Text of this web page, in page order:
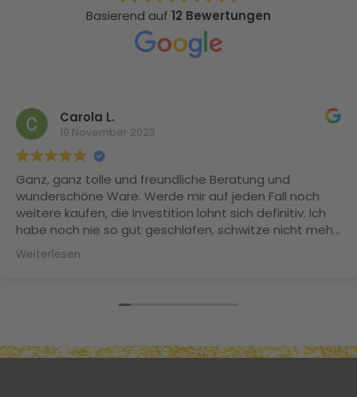
Basierend auf 12 Bewertungen
Carola L.
19 November 2023
Ganz, ganz tolle und freundliche Beratung und
wunderschöne Ware. Werde mir auf jeden Fall noch
weitere kaufen, die Investition lohnt sich definitiv. Ich
habe noch nie so gut geschlafen, schwitze nicht mehr
und meine Naturlocken sind Dank der Maulbeerseide
nicht mehr trocken und splissig. Herzlichen Dank
Weiterlesen